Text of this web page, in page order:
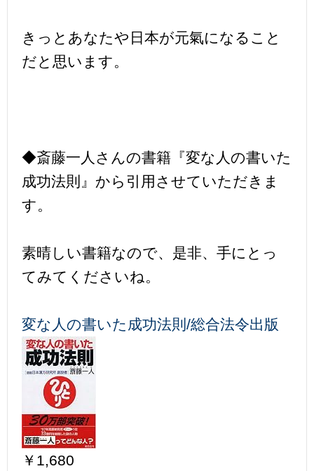
きっとあなたや日本が元氣になること
だと思います。
◆斎藤一人さんの書籍『変な人の書いた
成功法則』から引用させていただきま
す。
素晴しい書籍なので、是非、手にとっ
てみてくださいね。
変な人の書いた成功法則/総合法令出版
￥1,680